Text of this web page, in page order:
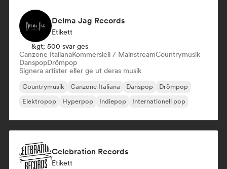
Delma Jag Records
Etikett
&gt; 500 svar ges
Canzone ItalianaKommersiell / MainstreamCountrymusik
DanspopDrömpop
Signera artister eller ge ut deras musik
Countrymusik Canzone Italiana Danspop
Drömpop
Elektropop
Hyperpop Indiepop Internationell pop
Celebration Records
Etikett